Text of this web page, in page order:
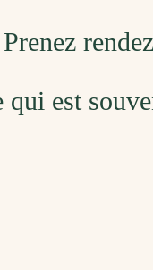
est